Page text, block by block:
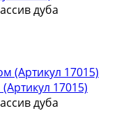
дуба
17015)
дуба